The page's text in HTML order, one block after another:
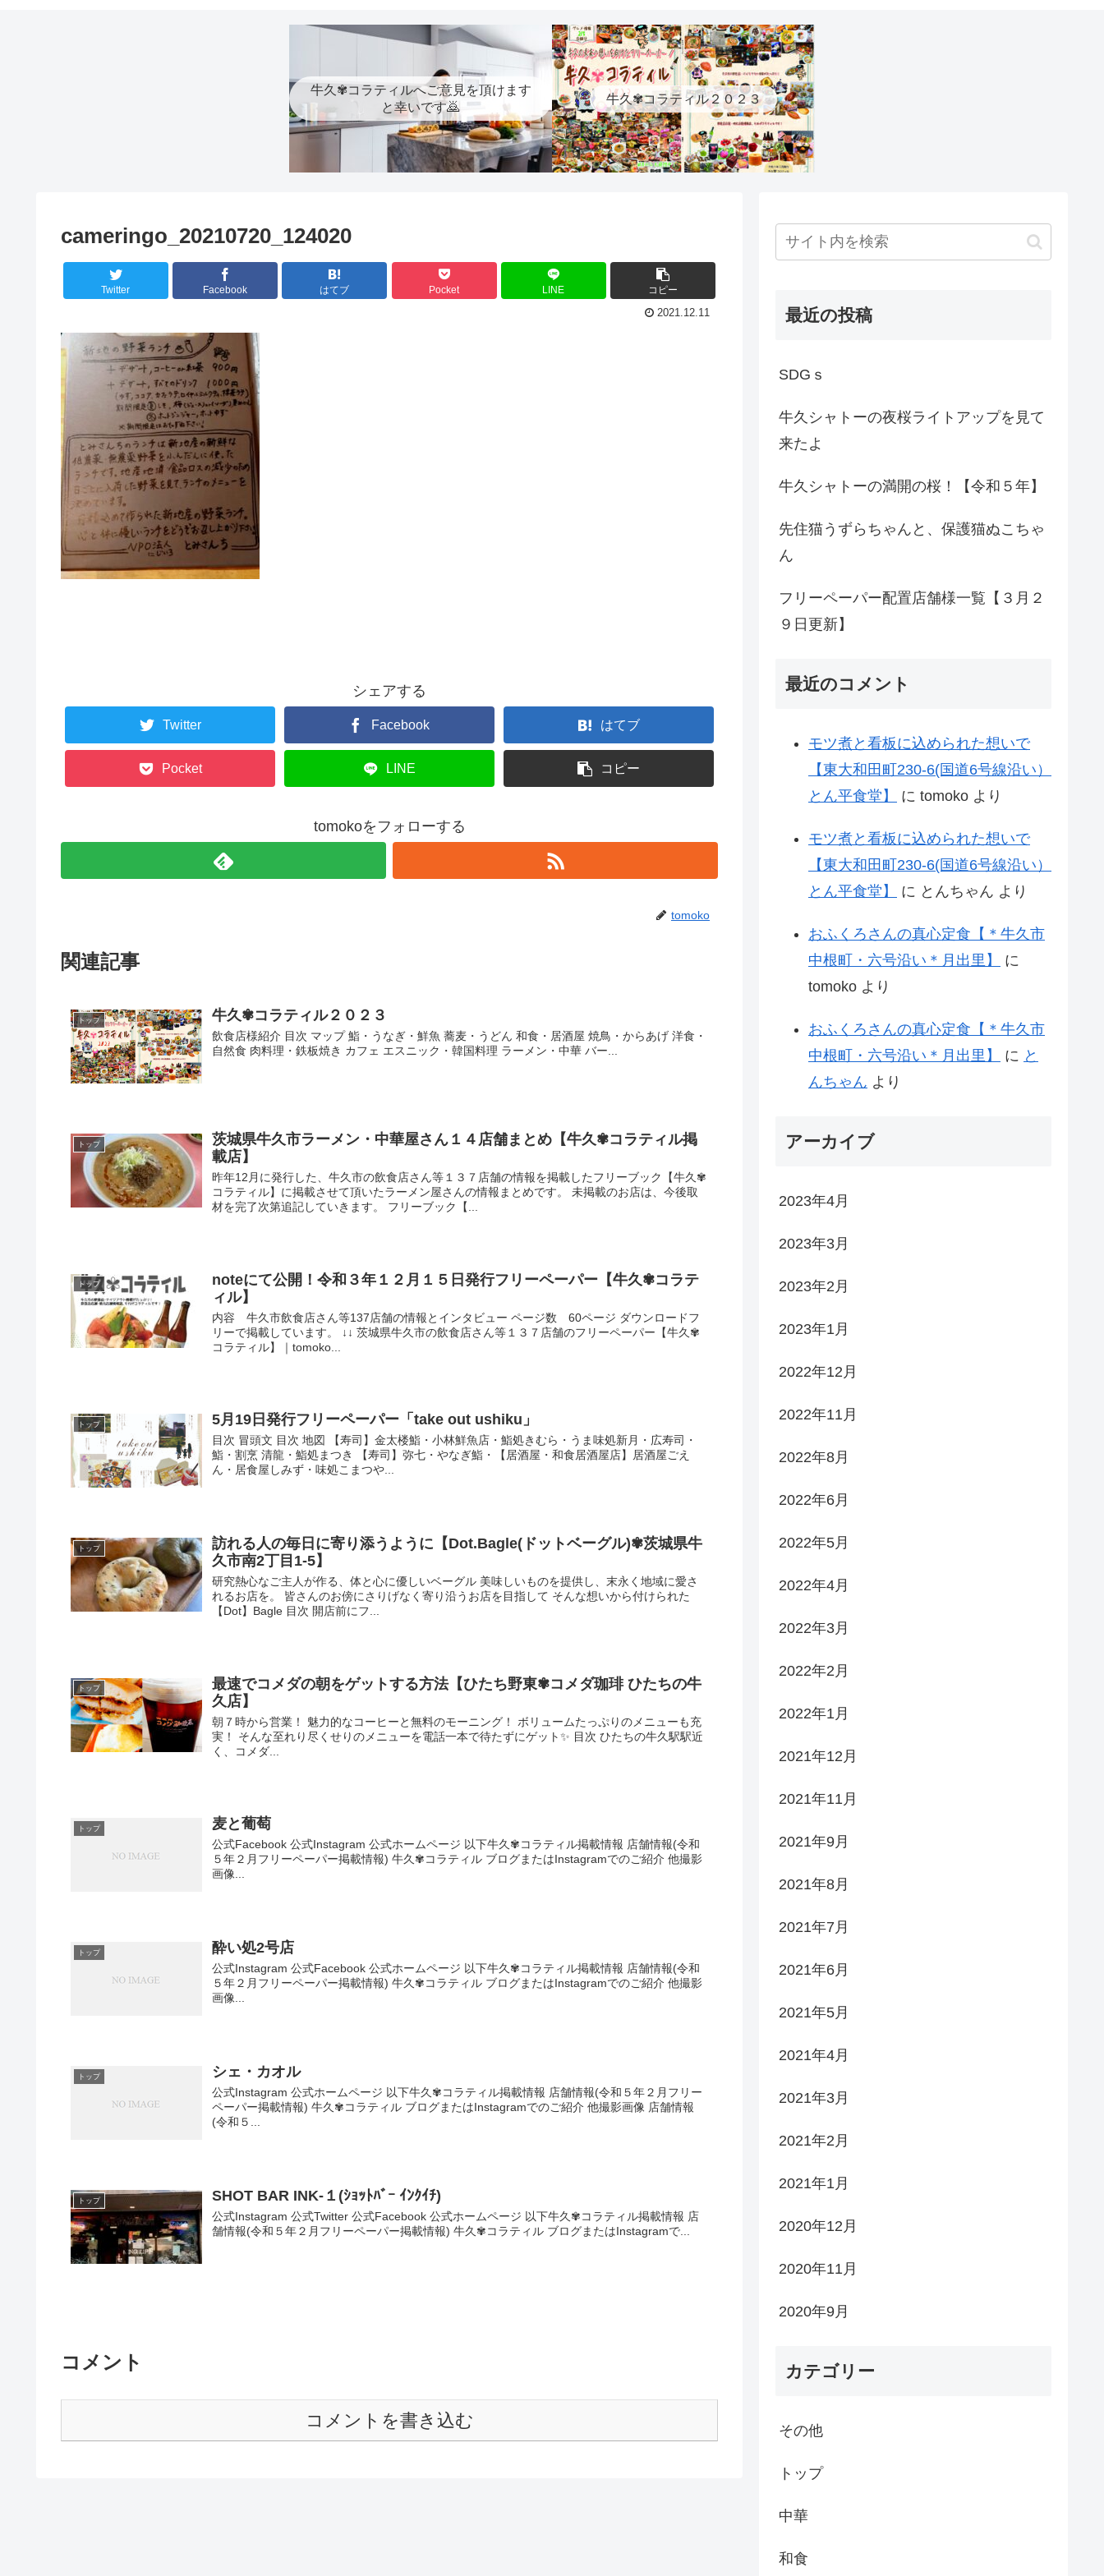
牛久✾コラティルへご意見を頂けます
と幸いです🙇
牛久✾コラティル２０２３
cameringo_20210720_124020
Twitter Facebook はてブ Pocket LINE コピー
2021.12.11
シェアする
Twitter Facebook はてブ
Pocket LINE コピー
tomokoをフォローする
tomoko
関連記事
トップ 牛久✾コラティル２０２３
飲食店様紹介 目次 マップ 鮨・うなぎ・鮮魚 蕎麦・うどん 和食・居酒屋 焼鳥・からあげ 洋食・
自然食 肉料理・鉄板焼き カフェ エスニック・韓国料理 ラーメン・中華 バー...
トップ
茨城県牛久市ラーメン・中華屋さん１４店舗まとめ【牛久✾コラティル掲
載店】
昨年12月に発行した、牛久市の飲食店さん等１３７店舗の情報を掲載したフリーブック【牛久✾
コラティル】に掲載させて頂いたラーメン屋さんの情報まとめです。 未掲載のお店は、今後取
材を完了次第追記していきます。 フリーブック【...
トップ
noteにて公開！令和３年１２月１５日発行フリーペーパー【牛久✾コラテ
ィル】
内容 牛久市飲食店さん等137店舗の情報とインタビュー ページ数 60ページ ダウンロードフ
リーで掲載しています。 ↓↓ 茨城県牛久市の飲食店さん等１３７店舗のフリーペーパー【牛久✾
コラティル】｜tomoko...
トップ 5月19日発行フリーペーパー「take out ushiku」
目次 冒頭文 目次 地図 【寿司】金太楼鮨・小林鮮魚店・鮨処きむら・うま味処新月・広寿司・
鮨・割烹 清龍・鮨処まつき 【寿司】弥七・やなぎ鮨・【居酒屋・和食居酒屋店】居酒屋ごえ
ん・居食屋しみず・味処こまつや...
トップ
訪れる人の毎日に寄り添うように【Dot.Bagle(ドットベーグル)✾茨城県牛
久市南2丁目1-5】
研究熱心なご主人が作る、体と心に優しいベーグル 美味しいものを提供し、末永く地域に愛さ
れるお店を。 皆さんのお傍にさりげなく寄り沿うお店を目指して そんな想いから付けられた
【Dot】Bagle 目次 開店前にフ...
トップ
最速でコメダの朝をゲットする方法【ひたち野東✾コメダ珈琲 ひたちの牛
久店】
朝７時から営業！ 魅力的なコーヒーと無料のモーニング！ ボリュームたっぷりのメニューも充
実！ そんな至れり尽くせりのメニューを電話一本で待たずにゲット✨ 目次 ひたちの牛久駅駅近
く、コメダ...
トップ 麦と葡萄
公式Facebook 公式Instagram 公式ホームページ 以下牛久✾コラティル掲載情報 店舗情報(令和
５年２月フリーペーパー掲載情報) 牛久✾コラティル ブログまたはInstagramでのご紹介 他撮影
画像...
トップ 酔い処2号店
公式Instagram 公式Facebook 公式ホームページ 以下牛久✾コラティル掲載情報 店舗情報(令和
５年２月フリーペーパー掲載情報) 牛久✾コラティル ブログまたはInstagramでのご紹介 他撮影
画像...
トップ シェ・カオル
公式Instagram 公式ホームページ 以下牛久✾コラティル掲載情報 店舗情報(令和５年２月フリー
ペーパー掲載情報) 牛久✾コラティル ブログまたはInstagramでのご紹介 他撮影画像 店舗情報
(令和５...
トップ SHOT BAR INK-１(ｼｮｯﾄﾊﾞｰ ｲﾝｸｲﾁ)
公式Instagram 公式Twitter 公式Facebook 公式ホームページ 以下牛久✾コラティル掲載情報 店
舗情報(令和５年２月フリーペーパー掲載情報) 牛久✾コラティル ブログまたはInstagramで...
コメント
コメントを書き込む
最近の投稿
SDGｓ
牛久シャトーの夜桜ライトアップを見て
来たよ
牛久シャトーの満開の桜！【令和５年】
先住猫うずらちゃんと、保護猫ぬこちゃ
ん
フリーペーパー配置店舗様一覧【３月２
９日更新】
最近のコメント
モツ煮と看板に込められた想いで
【東大和田町230-6(国道6号線沿い）
とん平食堂】
に tomoko より
モツ煮と看板に込められた想いで
【東大和田町230-6(国道6号線沿い）
とん平食堂】
に とんちゃん より
おふくろさんの真心定食【＊牛久市
中根町・六号沿い＊月出里】
に
tomoko より
おふくろさんの真心定食【＊牛久市
中根町・六号沿い＊月出里】
に と
んちゃん より
アーカイブ
2023年4月
2023年3月
2023年2月
2023年1月
2022年12月
2022年11月
2022年8月
2022年6月
2022年5月
2022年4月
2022年3月
2022年2月
2022年1月
2021年12月
2021年11月
2021年9月
2021年8月
2021年7月
2021年6月
2021年5月
2021年4月
2021年3月
2021年2月
2021年1月
2020年12月
2020年11月
2020年9月
カテゴリー
その他
トップ
中華
和食